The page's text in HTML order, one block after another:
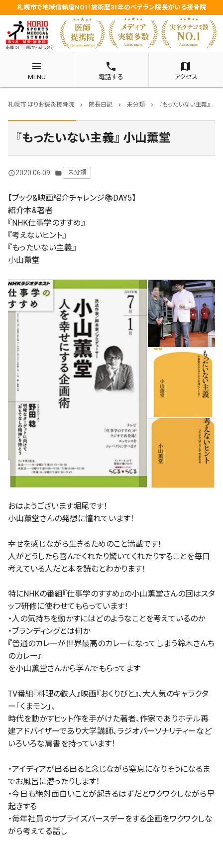
札幌市で地域信頼度NO1！施術歴31年のベテラン院長がいる接骨院
menu
MENU
phone
電話する
map
アクセス
札幌市 ほりお鍼灸接骨院 chevron_right 院長日記 chevron_right 未分類 chevron_right 『もったいない主義』 小山薫堂
『もったいない主義』 小山薫堂
query_builder2020.06.09 folder 未分類
【ブック&映画紹介チャレンジ📚DAY5】
紹介本&著者
『NHK仕事学のすすめ』
『考えないヒント』
『もったいない主義』
小山薫堂
おはようございます堀尾です！
小山薫堂さんの発想に憧れています！
幸せを感じながら生きるためのこと満載です！
人がどうしたら喜んでくれたり驚いてくれたりすることを毎日
考えている人だと本を読むとわかります！
特にNHKの番組『仕事学のすすめ』の小山薫堂さんの回はスタ
ッフ研修に使わせてもらっています！
・人の気持ちを動かすにはどのようなことを考えているのか
・ブランディングとは何か
『普通のカレーが世界最高のカレーになってしまう鈴木さんち
のカレー』
を小山薫堂さんから学んでもらってます
TV番組『料理の鉄人』映画『おくりびと』、大人気のキャラクタ
ー「くまモン」、
時代を動かすヒット作を手がけた著者、作家でありホテル再
建アドバイザーであり大学講師、ラジオパーソナリティーなど
いろいろな肩書を持っています！
・アイディアが出る出ると念じながら窒息になりそうになるま
でお風呂に潜ったりします！
・今日も絶対面白いことが起きるはずだとワクワクしながら早
起きする
・毎年社員のサプライズバースデーをする企画をワクワクしな
がら考えてる話し